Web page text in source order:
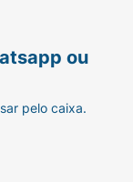
ou
pelo caixa.